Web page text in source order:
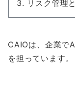
リスク管理
CAIOは、企業で
を担っています。